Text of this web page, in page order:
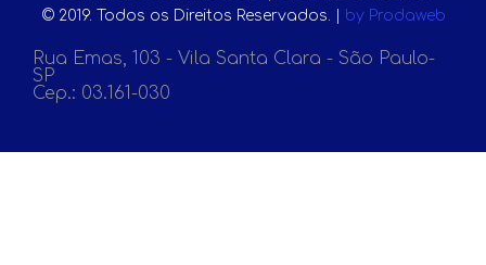
© 2019. Todos os Direitos Reservados. | by Prodaweb
Rua Emas, 103 - Vila Santa Clara - São Paulo-
SP
Cep.: 03.161-030